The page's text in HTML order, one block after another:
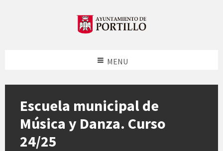
MENU
Escuela municipal de
Música y Danza. Curso
24/25